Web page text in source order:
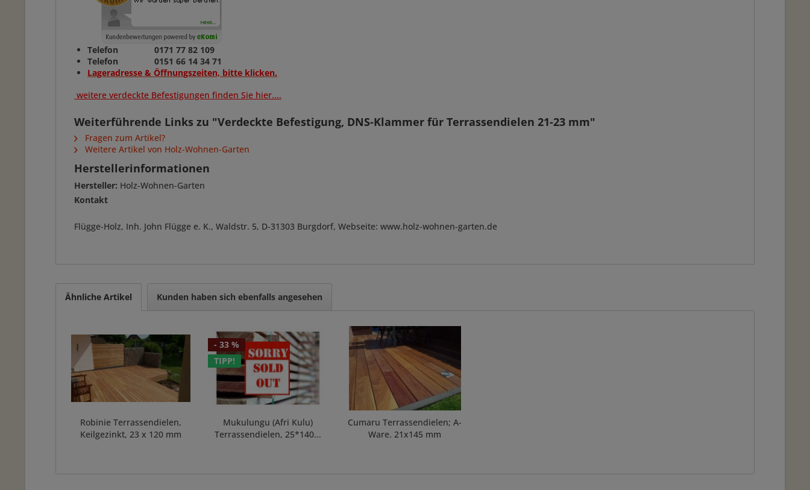
Telefon 0171 77 82 109
Telefon 0151 66 14 34 71
Lageradresse & Öffnungszeiten, bitte klicken.
weitere verdeckte Befestigungen finden Sie hier....
Weiterführende Links zu "Verdeckte Befestigung, DNS-Klammer für Terrassendielen 21-23 mm"
Fragen zum Artikel?
Weitere Artikel von Holz-Wohnen-Garten
Herstellerinformationen
Hersteller: Holz-Wohnen-Garten
Kontakt
Flügge-Holz, Inh. John Flügge e. K., Waldstr. 5, D-31303 Burgdorf, Webseite: www.holz-wohnen-garten.de
Ähnliche Artikel Kunden haben sich ebenfalls angesehen
Robinie Terrassendielen,
Keilgezinkt, 23 x 120 mm
- 33 %
TIPP!
Mukulungu (Afri Kulu)
Terrassendielen, 25*140...
Cumaru Terrassendielen; A-
Ware. 21x145 mm